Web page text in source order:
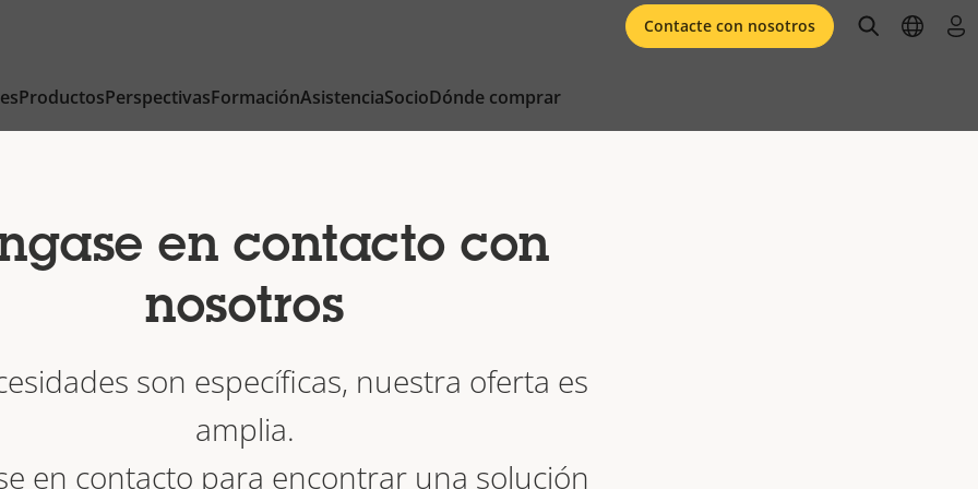
ProductosPerspectivasFormaciónAsistenciaSocioDónde comprar
Contacte con nosotros openopen
en contacto con
nosotros
son específicas, nuestra oferta es
amplia.
en contacto para encontrar una solución